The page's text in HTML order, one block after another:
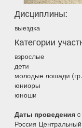
Дисциплины:
выездка
Категории
взрослые
дети
молодые лошади
юниоры
юноши
Даты проведения
Россия